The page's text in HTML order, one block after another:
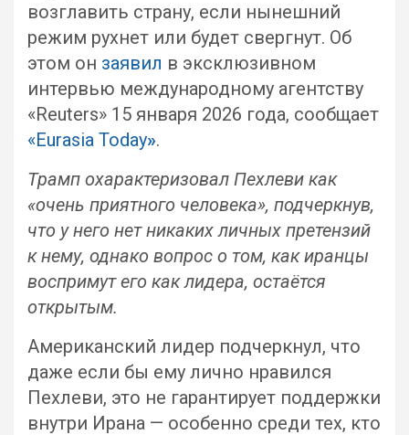
возглавить страну, если нынешний
режим рухнет или будет свергнут. Об
этом он заявил в эксклюзивном
интервью международному агентству
«Reuters» 15 января 2026 года, сообщает
«Eurasia Today».
Трамп охарактеризовал Пехлеви как
«очень приятного человека», подчеркнув,
что у него нет никаких личных претензий
к нему, однако вопрос о том, как иранцы
воспримут его как лидера, остаётся
открытым.
Американский лидер подчеркнул, что
даже если бы ему лично нравился
Пехлеви, это не гарантирует поддержки
внутри Ирана — особенно среди тех, кто